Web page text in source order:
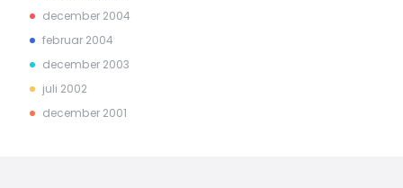
december 2004
februar 2004
december 2003
juli 2002
december 2001